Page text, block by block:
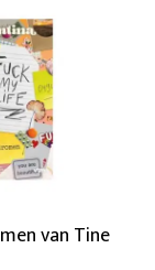
van Tine